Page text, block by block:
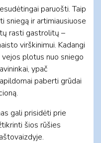
paruošti. Taip
sniegą ir artimiausiuose
rasti gastrolitų –
virškinimui. Kadangi
plotus nuo sniego
ypač
paberti grūdai
gali prisidėti prie
šios rūšies